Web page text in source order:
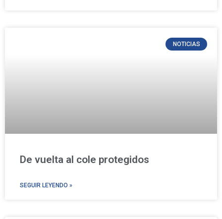
NOTICIAS
De vuelta al cole protegidos
SEGUIR LEYENDO »